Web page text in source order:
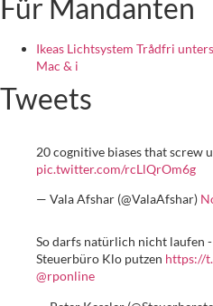
Für Mandanten
Ikeas Lichtsystem Trådfri
Mac & i
Tweets
20 cognitive biases that screw
pic.twitter.com/rcLlQrOm6g
— Vala Afshar (@ValaAfshar)
So darfs natürlich nicht laufen
Steuerbüro Klo putzen https://
@rponline